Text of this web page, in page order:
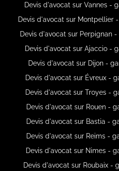
Devis d'avocat sur Vannes -
Devis d'avocat sur Montpellier
Devis d'avocat sur Perpignan
Devis d'avocat sur Ajaccio -
Devis d'avocat sur Dijon -
Devis d'avocat sur Évreux -
Devis d'avocat sur Troyes -
Devis d'avocat sur Rouen -
Devis d'avocat sur Bastia -
Devis d'avocat sur Reims -
Devis d'avocat sur Nimes -
Devis d'avocat sur Roubaix -